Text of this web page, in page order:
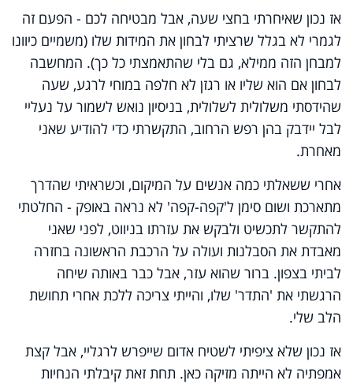
אז נכון שאיחרתי בחצי שעה, אבל מבטיחה לכם - הפעם זה
לגמרי לא בגלל שרציתי לבחון את המידות שלו (משמיים כיוונו
למבחן הזה ממילא, גם בלי שהתאמצתי כל כך). המחשבה
לבחון אם הוא שליו או רגזן לא חלפה במוחי לרגע, שעה
שהידסתי משלולית לשלולית, בניסיון נואש לשמור על נעליי
לבל יידבק בהן רפש הרחוב, התקשרתי כדי להודיע שאני
מאחרת.
אחרי ששאלתי כמה אנשים על המיקום, וכשראיתי שהדרך
מתארכת ושום סימן ל'קפה-קפה' לא נראה באופק - החלטתי
להתקשר לתכשיט ולבקש את עזרתו בניווט, לפני שאני
מאבדת את הסבלנות ועולה על הרכבת הראשונה בחזרה
לביתי בצפון. ברור שהוא עזר, אבל כבר באותה שיחה
הרגשתי את 'התדר' שלו, והייתי צריכה ללכת אחרי תחושת
הלב שלי.
אז נכון שלא ציפיתי לשטיח אדום שייפרש לרגליי, אבל קצת
אמפתיה לא הייתה מזיקה כאן. תחת זאת קיבלתי הנחיות